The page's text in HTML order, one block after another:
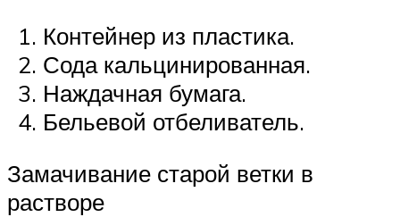
Контейнер из пластика.
Сода кальцинированная.
Наждачная бумага.
Бельевой отбеливатель.
Замачивание старой ветки в
растворе